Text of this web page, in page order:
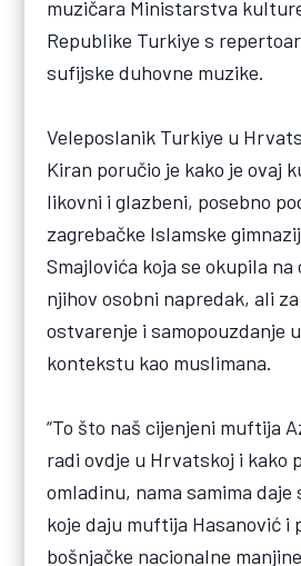
muzičara Ministarstva
Republike Turkiye s
sufijske duhovne muzike.
Veleposlanik Turkiye u
Kiran poručio je kako je ovaj
likovni i glazbeni, posebno
zagrebačke Islamske
Smajlovića koja se okupila
njihov osobni napredak, ali
ostvarenje i samopouzdanje
kontekstu kao muslimana.
“To što naš cijenjeni muftija
radi ovdje u Hrvatskoj i kako
omladinu, nama samima daje
koje daju muftija Hasanović i
bošnjačke nacionalne